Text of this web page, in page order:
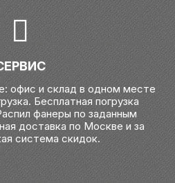
офис и склад в одном месте
Бесплатная погрузка
фанеры по заданным
доставка по Москве и за
система скидок.